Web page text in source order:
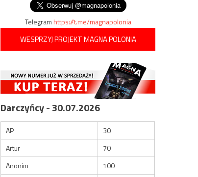
Telegramhttps://t.me/magnapolonia
WESPRZYJ PROJEKT MAGNA POLONIA
Darczyńcy - 30.07.2026
AP
30
Artur
70
Anonim
100